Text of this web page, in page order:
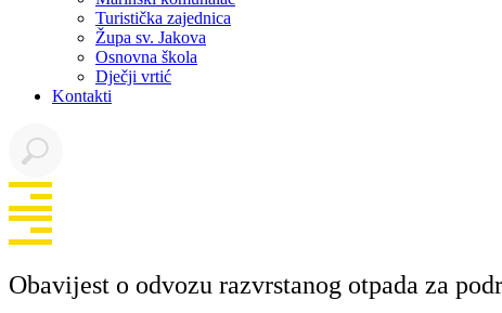
Turistička zajednica
Župa sv. Jakova
Osnovna škola
Dječji vrtić
Kontakti
Obavijest o odvozu razvrstanog otpada za